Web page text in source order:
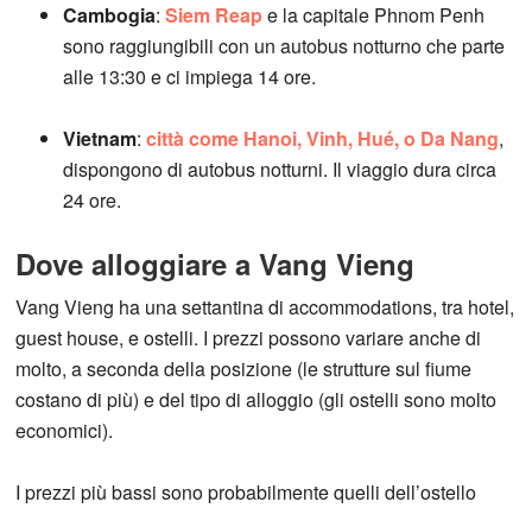
Cambogia:Siem Reape la capitale Phnom Penh
sono raggiungibili con un autobus notturno che parte
alle 13:30 e ci impiega 14 ore.
Vietnam:città come Hanoi, Vinh, Hué, o Da Nang,
dispongono di autobus notturni. Il viaggio dura circa
24 ore.
Dove alloggiare a Vang Vieng
Vang Vieng ha una settantina di accommodations, tra hotel,
guest house, e ostelli. I prezzi possono variare anche di
molto, a seconda della posizione (le strutture sul fiume
costano di più) e del tipo di alloggio (gli ostelli sono molto
economici).
I prezzi più bassi sono probabilmente quelli dell’ostello